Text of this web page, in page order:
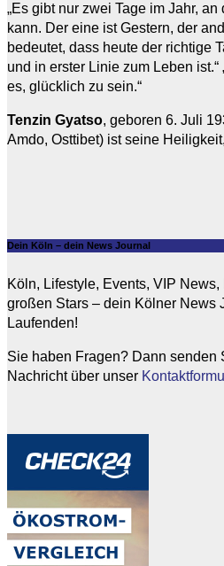
„Es gibt nur zwei Tage im Jahr,
kann. Der eine ist Gestern, der
bedeutet, dass heute der richtige
und in erster Linie zum Leben
es, glücklich zu sein.“
Tenzin Gyatso, geboren 6. Juli
Amdo, Osttibet) ist seine
Dein Köln – dein News Journal
Köln, Lifestyle, Events, VIP
großen Stars – dein Kölner News
Laufenden!
Sie haben Fragen? Dann senden
Nachricht über unser